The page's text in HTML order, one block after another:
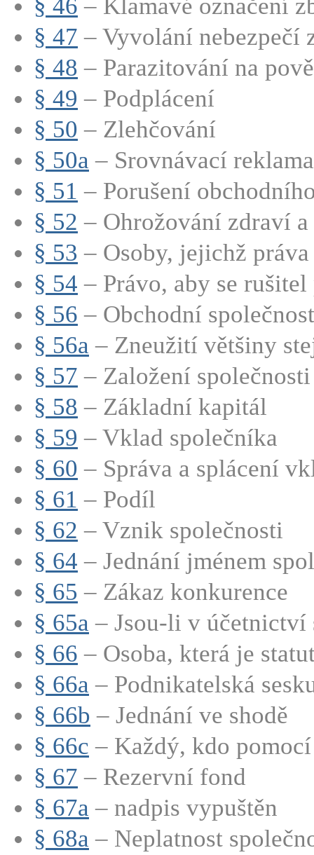
§ 46 – Klamavé označení
§ 47 – Vyvolání nebezpečí
§ 48 – Parazitování na
§ 49 – Podplácení
§ 50 – Zlehčování
§ 50a – Srovnávací reklama
§ 51 – Porušení
§ 52 – Ohrožování zdraví
§ 53 – Osoby, jejichž
§ 54 – Právo, aby se
§ 56 – Obchodní
§ 56a – Zneužití většiny
§ 57 – Založení společnosti
§ 58 – Základní kapitál
§ 59 – Vklad společníka
§ 60 – Správa a splácení
§ 61 – Podíl
§ 62 – Vznik společnosti
§ 64 – Jednání jménem
§ 65 – Zákaz konkurence
§ 65a – Jsou-li v účetnictví
§ 66 – Osoba, která je
§ 66a – Podnikatelská
§ 66b – Jednání ve shodě
§ 66c – Každý, kdo
§ 67 – Rezervní fond
§ 67a – nadpis vypuštěn
§ 68a – Neplatnost